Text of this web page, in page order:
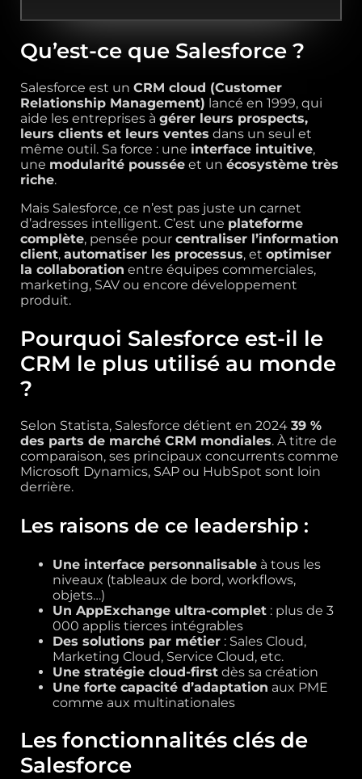
Qu’est-ce que Salesforce ?
Salesforce est un CRM cloud (Customer
Relationship Management) lancé en 1999, qui
aide les entreprises à gérer leurs prospects,
leurs clients et leurs ventes dans un seul et
même outil. Sa force : une interface intuitive,
une modularité poussée et un écosystème très
riche.
Mais Salesforce, ce n’est pas juste un carnet
d’adresses intelligent. C’est une plateforme
complète, pensée pour centraliser l’information
client, automatiser les processus, et optimiser
la collaboration entre équipes commerciales,
marketing, SAV ou encore développement
produit.
Pourquoi Salesforce est-il le
CRM le plus utilisé au monde
?
Selon Statista, Salesforce détient en 2024 39 %
des parts de marché CRM mondiales. À titre de
comparaison, ses principaux concurrents comme
Microsoft Dynamics, SAP ou HubSpot sont loin
derrière.
Les raisons de ce leadership :
Une interface personnalisable à tous les
niveaux (tableaux de bord, workflows,
objets…)
Un AppExchange ultra-complet : plus de 3
000 applis tierces intégrables
Des solutions par métier : Sales Cloud,
Marketing Cloud, Service Cloud, etc.
Une stratégie cloud-first dès sa création
Une forte capacité d’adaptation aux PME
comme aux multinationales
Les fonctionnalités clés de
Salesforce